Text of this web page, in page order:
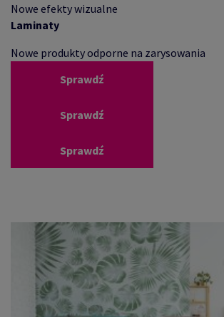
Nowe efekty wizualne
Laminaty
Nowe produkty odporne na zarysowania
Sprawdź
Sprawdź
Sprawdź